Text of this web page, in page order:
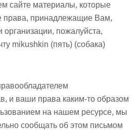
сайте материалы, которые
права, принадлежащие Вам,
пожалуйста,
mikushkin (пять) (собака)
и ваши права каким-то образом
на нашем ресурсе, мы
сообщать об этом письмом